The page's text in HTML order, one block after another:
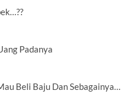
Padanya
Beli Baju Dan Sebagainya…